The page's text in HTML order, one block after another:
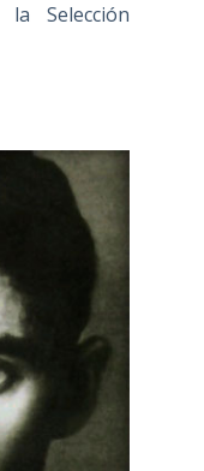
Selección